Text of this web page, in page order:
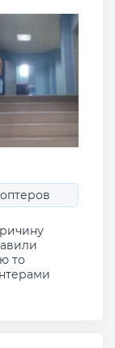
то